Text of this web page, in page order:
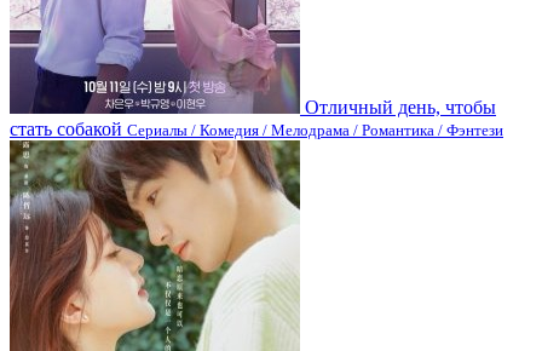
Отличный день, чтобы
стать собакой Сериалы / Комедия / Мелодрама / Романтика / Фэнтези